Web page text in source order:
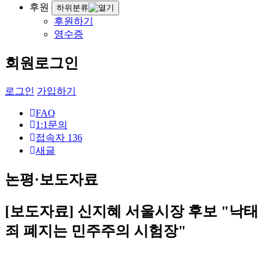
후원
하위분류
후원하기
영수증
회원로그인
로그인 가입하기
FAQ
1:1문의
접속자 136
새글
논평·보도자료
[보도자료] 신지혜 서울시장 후보 "낙태
죄 폐지는 민주주의 시험장"